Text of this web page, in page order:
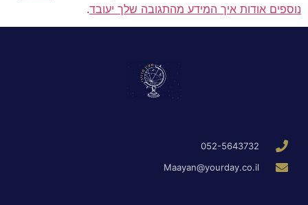
נוספים אודות איך המידע מהתגובה שלך יעובד.
052-5643732
Maayan@yourday.co.il